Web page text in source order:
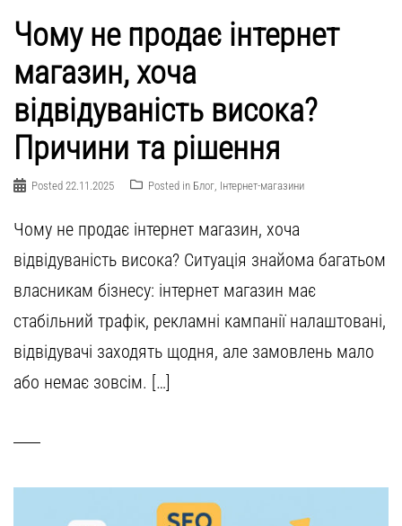
Чому не продає інтернет
магазин, хоча
відвідуваність висока?
Причини та рішення
Posted 22.11.2025 Posted in Блог, Інтернет-магазини
Чому не продає інтернет магазин, хоча
відвідуваність висока? Ситуація знайома багатьом
власникам бізнесу: інтернет магазин має
стабільний трафік, рекламні кампанії налаштовані,
відвідувачі заходять щодня, але замовлень мало
або немає зовсім. […]